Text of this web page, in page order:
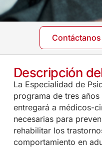
Contáctanos
Descripción
La Especialidad de
programa de tres
entregará a médicos-
necesarias para
rehabilitar los
comportamiento en